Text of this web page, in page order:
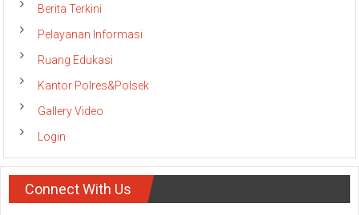
Berita Terkini
Pelayanan Informasi
Ruang Edukasi
Kantor Polres&Polsek
Gallery Video
Login
Connect With Us